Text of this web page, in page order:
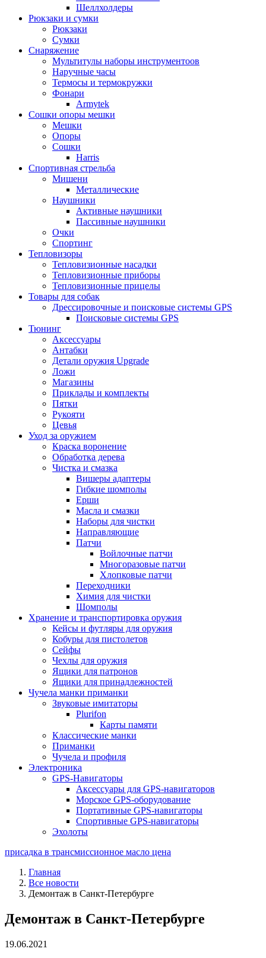
Шеллхолдеры
Рюкзаки и сумки
Рюкзаки
Сумки
Снаряжение
Мультитулы наборы инструментоов
Наручные часы
Термосы и термокружки
Фонари
Armytek
Сошки опоры мешки
Мешки
Опоры
Сошки
Harris
Спортивная стрельба
Мишени
Металлические
Наушники
Активные наушники
Пассивные наушники
Очки
Спортинг
Тепловизоры
Тепловизионные насадки
Тепловизионные приборы
Тепловизионные прицелы
Товары для собак
Дрессировочные и поисковые системы GPS
Поисковые системы GPS
Тюнинг
Аксессуары
Антабки
Детали оружия Upgrade
Ложи
Магазины
Приклады и комплекты
Пятки
Рукояти
Цевья
Уход за оружием
Краска воронение
Обработка дерева
Чистка и смазка
Вишеры адаптеры
Гибкие шомполы
Ерши
Масла и смазки
Наборы для чистки
Направляющие
Патчи
Войлочные патчи
Многоразовые патчи
Хлопковые патчи
Переходники
Химия для чистки
Шомполы
Хранение и транспортировка оружия
Кейсы и футляры для оружия
Кобуры для пистолетов
Сейфы
Чехлы для оружия
Ящики для патронов
Ящики для принадлежностей
Чучела манки приманки
Звуковые имитаторы
Plurifon
Карты памяти
Классические манки
Приманки
Чучела и профиля
Электроника
GPS-Навигаторы
Аксессуары для GPS-навигаторов
Морское GPS-оборудование
Портативные GPS-навигаторы
Спортивные GPS-навигаторы
Эхолоты
присадка в трансмиссионное масло цена
Главная
Все новости
Демонтаж в Санкт-Петербурге
Демонтаж в Санкт-Петербурге
19.06.2021